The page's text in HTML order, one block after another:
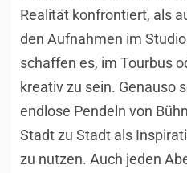
Realität konfrontiert, als
den Aufnahmen im
schaffen es, im Tourbus
kreativ zu sein. Genauso
endlose Pendeln von
Stadt zu Stadt als
zu nutzen. Auch jeden